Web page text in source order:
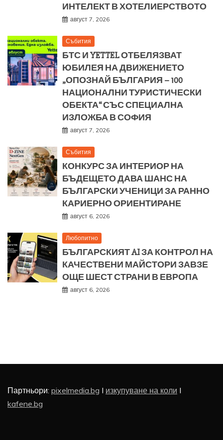
ИНТЕЛЕКТ В ХОТЕЛИЕРСТВОТО
август 7, 2026
Събития
БТС И YETTEL ОТБЕЛЯЗВАТ
ЮБИЛЕЯ НА ДВИЖЕНИЕТО
„ОПОЗНАЙ БЪЛГАРИЯ – 100
НАЦИОНАЛНИ ТУРИСТИЧЕСКИ
ОБЕКТА“ СЪС СПЕЦИАЛНА
ИЗЛОЖБА В СОФИЯ
август 7, 2026
Събития
КОНКУРС ЗА ИНТЕРИОР НА
БЪДЕЩЕТО ДАВА ШАНС НА
БЪЛГАРСКИ УЧЕНИЦИ ЗА РАННО
КАРИЕРНО ОРИЕНТИРАНЕ
август 6, 2026
Любопитно
БЪЛГАРСКИЯТ AI ЗА КОНТРОЛ НА
КАЧЕСТВЕНИ МАЙСТОРИ ЗАВЗЕ
ОЩЕ ШЕСТ СТРАНИ В ЕВРОПА
август 6, 2026
Партньори: pixelmedia.bg I изкупуване на коли I
kafene.bg